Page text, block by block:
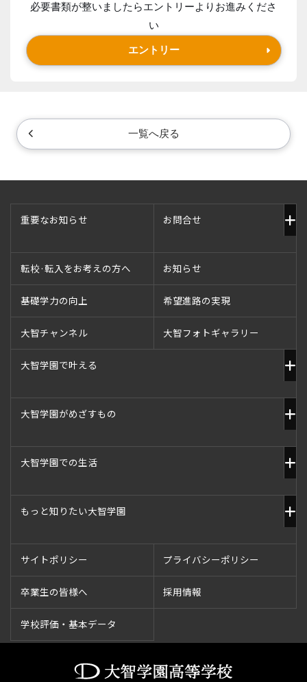
必要書類が整いましたらエントリーよりお進みくださ
い
エントリー
一覧へ戻る
重要なお知らせ お問合せ
転校·転入をお考えの方へ お知らせ
基礎学力の向上 希望進路の実現
大智チャンネル 大智フォトギャラリー
大智学園で叶える
大智学園がめざすもの
大智学園での生活
もっと知りたい大智学園
サイトポリシー プライバシーポリシー
卒業生の皆様へ 採用情報
学校評価・基本データ